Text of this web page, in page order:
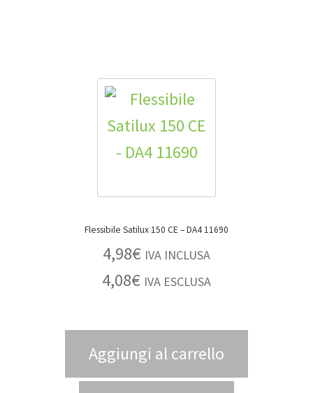
Flessibile Satilux 150 CE – DA4 11690
4,98€ IVA INCLUSA
4,08€ IVA ESCLUSA
Aggiungi al carrello